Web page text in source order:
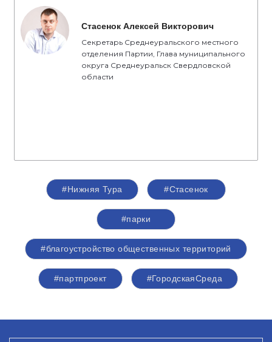
Стасенок Алексей Викторович
Секретарь Среднеуральского местного
отделения Партии, Глава муниципального
округа Среднеуральск Свердловской
области
#Нижняя Тура #Стасенок
#парки
#благоустройство общественных территорий
#партпроект #ГородскаяСреда